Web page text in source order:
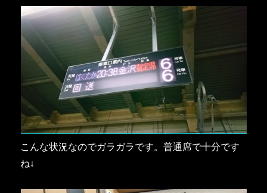
こんな状況なのでガラガラです。普通席で十分です
ね↓